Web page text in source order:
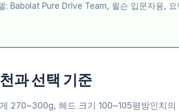
: Babolat Pure Drive Team, 윌슨 입문자용, 요
과 선택 기준
270~300g, 헤드 크기 100~105평방인치의